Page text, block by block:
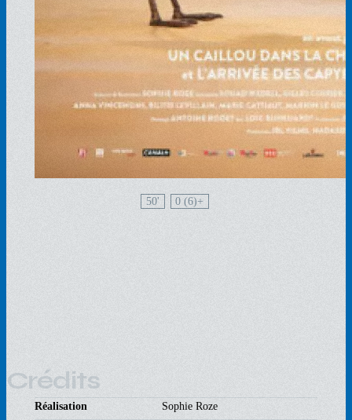
50' 0 (6)
Crédits
Réalisation
Sophie Roze